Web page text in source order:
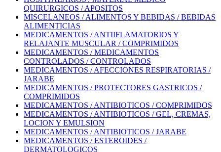
QUIRURGICOS / APOSITOS
MISCELANEOS / ALIMENTOS Y BEBIDAS / BEBIDAS
ALIMENTICIAS
MEDICAMENTOS / ANTIIFLAMATORIOS Y
RELAJANTE MUSCULAR / COMPRIMIDOS
MEDICAMENTOS / MEDICAMENTOS
CONTROLADOS / CONTROLADOS
MEDICAMENTOS / AFECCIONES RESPIRATORIAS /
JARABE
MEDICAMENTOS / PROTECTORES GASTRICOS /
COMPRIMIDOS
MEDICAMENTOS / ANTIBIOTICOS / COMPRIMIDOS
MEDICAMENTOS / ANTIBIOTICOS / GEL, CREMAS,
LOCION Y EMULSION
MEDICAMENTOS / ANTIBIOTICOS / JARABE
MEDICAMENTOS / ESTEROIDES /
DERMATOLOGICOS